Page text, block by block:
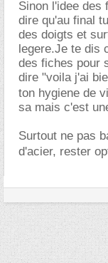
Sinon l'idee des
dire qu'au final
des doigts et
legere.Je te dis
des fiches pour
dire "voila j'ai
ton hygiene de
sa mais c'est
Surtout ne pas
d'acier, rester